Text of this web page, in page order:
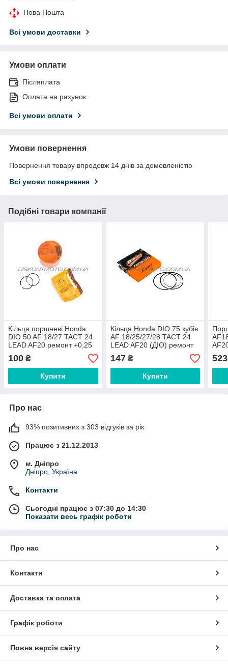
Нова Пошта
Всі умови доставки
Умови оплати
Післяплата
Оплата на рахунок
Всі умови оплати
Умови повернення
Повернення товару впродовж 14 днів за домовленістю
Всі умови повернення
Подібні товари компанії
Кільця поршневі Honda
DIO 50 AF 18/27 TACT 24
LEAD AF20 ремонт +0,25
(Ø39,25) TKT
100 ₴
Купити
Кільця Honda DIO 75 кубів
AF 18/25/27/28 TACT 24
LEAD AF20 (ДІО) ремонт
+0,50 (Ø47.50mm) Taiwan
MTRT
147₴
Купити
523
Про нас
93% позитивних з 303 відгуків за рік
Працює з 21.12.2013
м. Дніпро
Дніпро, Україна
Контакти
Сьогодні працює з 07:30 до 14:30
Показати весь графік роботи
Про нас
Контакти
Доставка та оплата
Графік роботи
Повна версія сайту